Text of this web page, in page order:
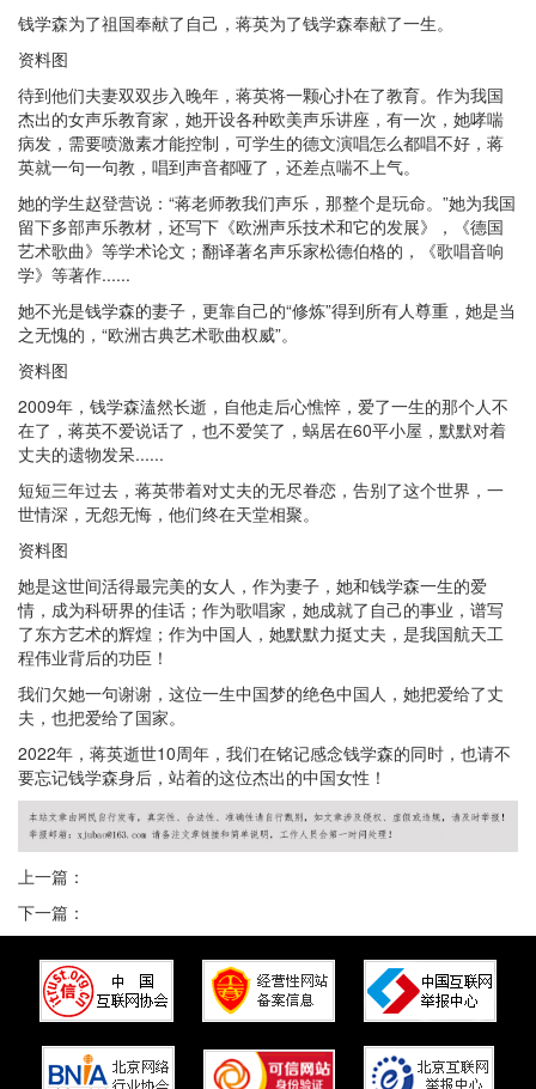
钱学森为了祖国奉献了自己，蒋英为了钱学森奉献了一生。
资料图
待到他们夫妻双双步入晚年，蒋英将一颗心扑在了教育。作为我国
杰出的女声乐教育家，她开设各种欧美声乐讲座，有一次，她哮喘
病发，需要喷激素才能控制，可学生的德文演唱怎么都唱不好，蒋
英就一句一句教，唱到声音都哑了，还差点喘不上气。
她的学生赵登营说：“蒋老师教我们声乐，那整个是玩命。”她为我国
留下多部声乐教材，还写下《欧洲声乐技术和它的发展》，《德国
艺术歌曲》等学术论文；翻译著名声乐家松德伯格的，《歌唱音响
学》等著作......
她不光是钱学森的妻子，更靠自己的“修炼”得到所有人尊重，她是当
之无愧的，“欧洲古典艺术歌曲权威”。
资料图
2009年，钱学森溘然长逝，自他走后心憔悴，爱了一生的那个人不
在了，蒋英不爱说话了，也不爱笑了，蜗居在60平小屋，默默对着
丈夫的遗物发呆......
短短三年过去，蒋英带着对丈夫的无尽眷恋，告别了这个世界，一
世情深，无怨无悔，他们终在天堂相聚。
资料图
她是这世间活得最完美的女人，作为妻子，她和钱学森一生的爱
情，成为科研界的佳话；作为歌唱家，她成就了自己的事业，谱写
了东方艺术的辉煌；作为中国人，她默默力挺丈夫，是我国航天工
程伟业背后的功臣！
我们欠她一句谢谢，这位一生中国梦的绝色中国人，她把爱给了丈
夫，也把爱给了国家。
2022年，蒋英逝世10周年，我们在铭记感念钱学森的同时，也请不
要忘记钱学森身后，站着的这位杰出的中国女性！
上一篇：
下一篇：